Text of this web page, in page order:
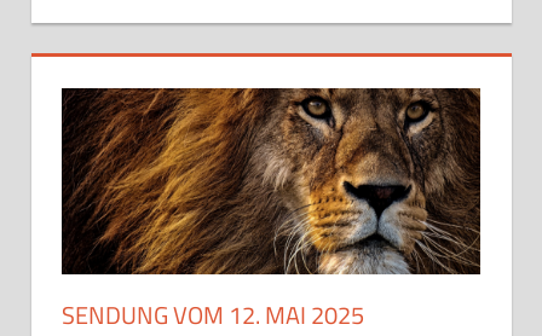
SENDUNG VOM 12. MAI 2025